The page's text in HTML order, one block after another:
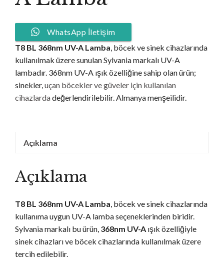
WhatsApp İletişim
T8 BL 368nm UV-A Lamba , böcek ve sinek cihazlarında
kullanılmak üzere sunulan Sylvania markalı UV-A
lambadır. 368nm UV-A ışık özelliğine sahip olan ürün;
sinekler, uçan böcekler ve güveler için kullanılan
cihazlardadeğerlendirilebilir. Almanya menşeilidir.
Açıklama
Açıklama
T8 BL 368nm UV-A Lamba , böcek ve sinek cihazlarında
kullanıma uygun UV-A lamba seçeneklerinden biridir.
Sylvania markalı bu ürün, 368nm UV-A ışık özelliğiyle
sinek cihazları ve böcek cihazlarında kullanılmak üzere
tercih edilebilir.